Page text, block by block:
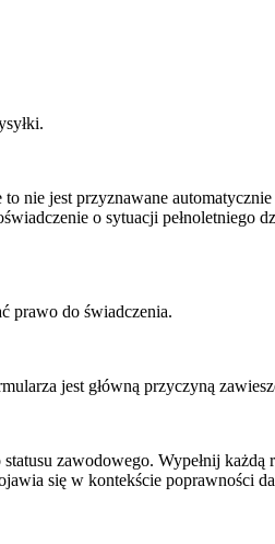
nie jest przyznawane
o sytuacji pełnoletniego
prawo do świadczenia.
jest główną przyczyną
statusu zawodowego. Wypełnij
się w kontekście poprawności